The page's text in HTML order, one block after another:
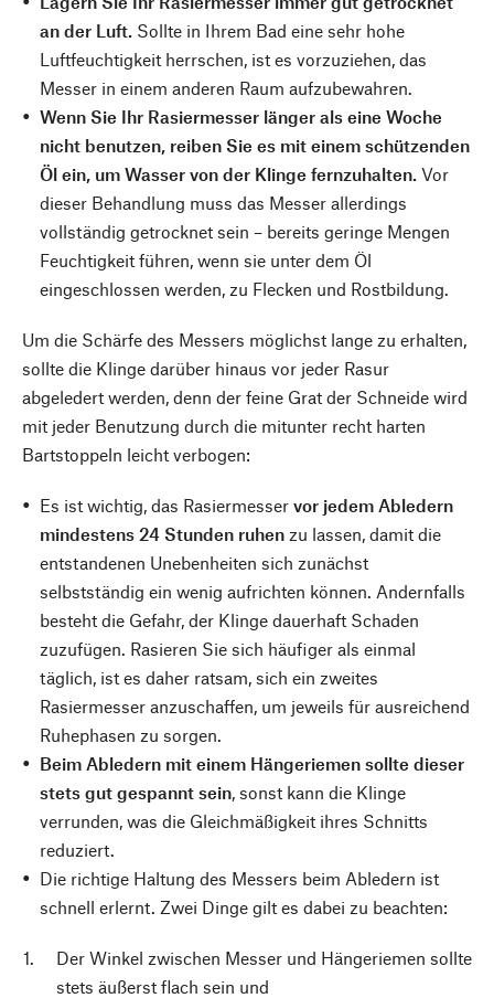
an der Luft. Sollte in Ihrem Bad eine sehr hohe
Luftfeuchtigkeit herrschen, ist es vorzuziehen, das
Messer in einem anderen Raum aufzubewahren.
Wenn Sie Ihr Rasiermesser länger als eine Woche
nicht benutzen, reiben Sie es mit einem schützenden
Öl ein, um Wasser von der Klinge fernzuhalten. Vor
dieser Behandlung muss das Messer allerdings
vollständig getrocknet sein – bereits geringe Mengen
Feuchtigkeit führen, wenn sie unter dem Öl
eingeschlossen werden, zu Flecken und Rostbildung.
Um die Schärfe des Messers möglichst lange zu erhalten,
sollte die Klinge darüber hinaus vor jeder Rasur
abgeledert werden, denn der feine Grat der Schneide wird
mit jeder Benutzung durch die mitunter recht harten
Bartstoppeln leicht verbogen:
Es ist wichtig, das Rasiermesser vor jedem Abledern
mindestens 24 Stunden ruhen zu lassen, damit die
entstandenen Unebenheiten sich zunächst
selbstständig ein wenig aufrichten können. Andernfalls
besteht die Gefahr, der Klinge dauerhaft Schaden
zuzufügen. Rasieren Sie sich häufiger als einmal
täglich, ist es daher ratsam, sich ein zweites
Rasiermesser anzuschaffen, um jeweils für ausreichend
Ruhephasen zu sorgen.
Beim Abledern mit einem Hängeriemen sollte dieser
stets gut gespannt sein, sonst kann die Klinge
verrunden, was die Gleichmäßigkeit ihres Schnitts
reduziert.
Die richtige Haltung des Messers beim Abledern ist
schnell erlernt. Zwei Dinge gilt es dabei zu beachten:
Der Winkel zwischen Messer und Hängeriemen sollte
stets äußerst flach sein und